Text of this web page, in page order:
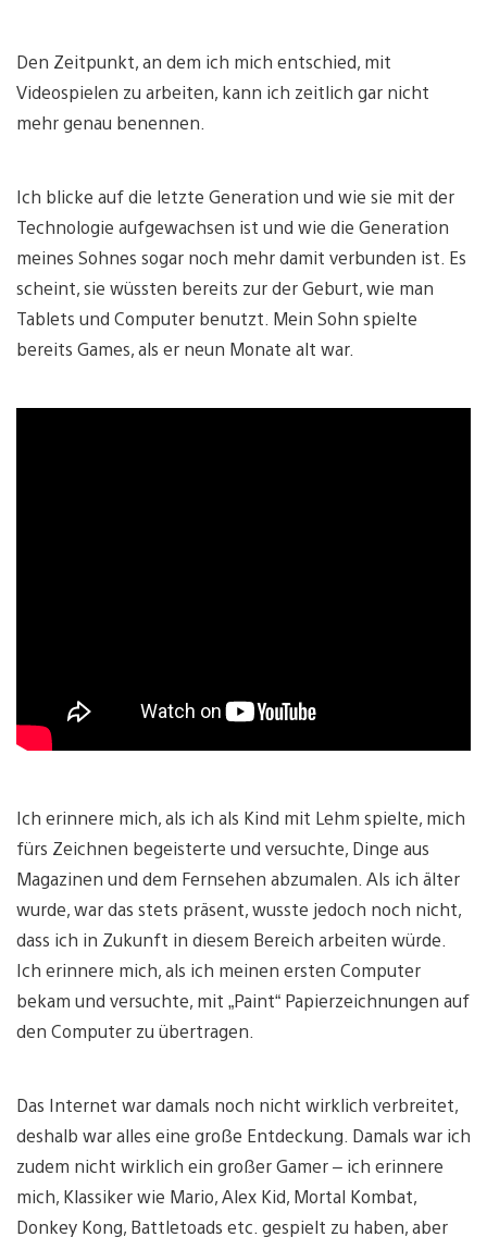
Den Zeitpunkt, an dem ich mich entschied, mit
Videospielen zu arbeiten, kann ich zeitlich gar nicht
mehr genau benennen.
Ich blicke auf die letzte Generation und wie sie mit der
Technologie aufgewachsen ist und wie die Generation
meines Sohnes sogar noch mehr damit verbunden ist. Es
scheint, sie wüssten bereits zur der Geburt, wie man
Tablets und Computer benutzt. Mein Sohn spielte
bereits Games, als er neun Monate alt war.
Ich erinnere mich, als ich als Kind mit Lehm spielte, mich
fürs Zeichnen begeisterte und versuchte, Dinge aus
Magazinen und dem Fernsehen abzumalen. Als ich älter
wurde, war das stets präsent, wusste jedoch noch nicht,
dass ich in Zukunft in diesem Bereich arbeiten würde.
Ich erinnere mich, als ich meinen ersten Computer
bekam und versuchte, mit „Paint“ Papierzeichnungen auf
den Computer zu übertragen.
Das Internet war damals noch nicht wirklich verbreitet,
deshalb war alles eine große Entdeckung. Damals war ich
zudem nicht wirklich ein großer Gamer – ich erinnere
mich, Klassiker wie Mario, Alex Kid, Mortal Kombat,
Donkey Kong, Battletoads etc. gespielt zu haben, aber